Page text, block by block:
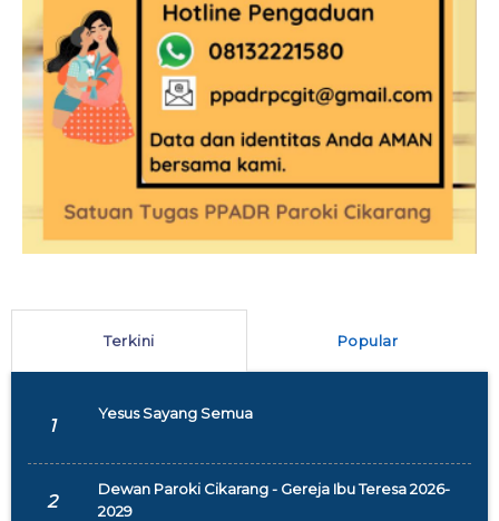
Terkini Popular
1
Yesus Sayang Semua
2
Dewan Paroki Cikarang - Gereja Ibu Teresa 2026-
2029